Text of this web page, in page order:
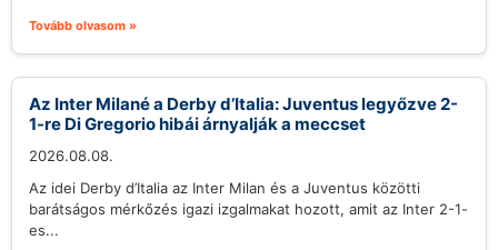
Tovább olvasom »
Az Inter Milané a Derby d’Italia: Juventus legyőzve 2-
1-re Di Gregorio hibái árnyalják a meccset
2026.08.08.
Az idei Derby d’Italia az Inter Milan és a Juventus közötti
barátságos mérkőzés igazi izgalmakat hozott, amit az Inter 2-1-
es...